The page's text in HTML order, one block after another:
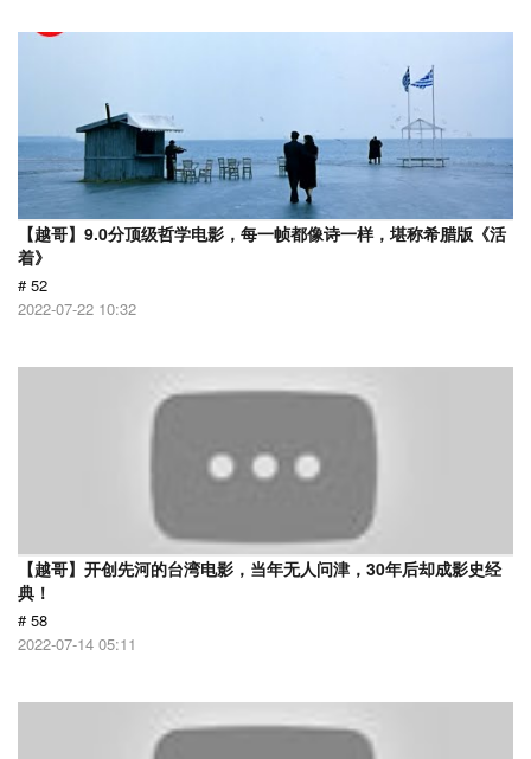
【越哥】9.0分顶级哲学电影，每一帧都像诗一样，堪称希腊版《活
着》
# 52
2022-07-22 10:32
【越哥】开创先河的台湾电影，当年无人问津，30年后却成影史经
典！
# 58
2022-07-14 05:11